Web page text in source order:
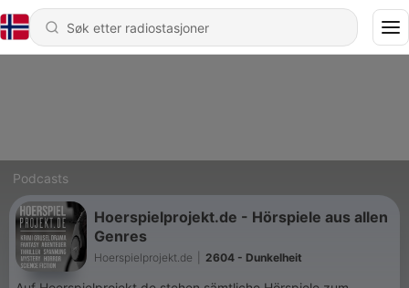
Podcasts
Hoerspielprojekt.de - Hörspiele aus allen
Genres
Hoerspielprojekt.de 2604 - Dunkelheit